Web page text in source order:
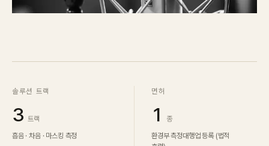
PET
Journal
솔루션 트랙
3 트랙
흡음 · 차음 · 마스킹 측정
면허
1
종
환경부 측정대행업 등록 (법적